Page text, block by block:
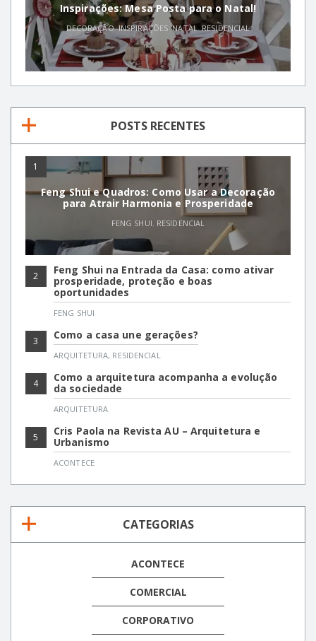
Inspirações: Mesa Posta para o Natal!
DECORAÇÃO,INSPIRAÇÕES ,NATAL,RESIDENCIAL
POSTS RECENTES
1
Feng Shui e Quadros: Como Usar a Decoração
para Atrair Harmonia e Prosperidade
FENG SHUI, RESIDENCIAL
2
Feng Shui na Entrada da Casa: como ativar
prosperidade, proteção e boas
oportunidades
FENG SHUI
3 Como a casa une gerações?
ARQUITETURA, RESIDENCIAL
4
Como a arquitetura acompanha a evolução
da sociedade
ARQUITETURA
5
Cris Paola na Revista AU – Arquitetura e
Urbanismo
ACONTECE
CATEGORIAS
ACONTECE
COMERCIAL
CORPORATIVO